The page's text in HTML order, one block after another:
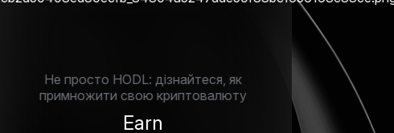
Дізнайтеся, як купувати, продавати
криптовалюту та здійснювати
угоди з криптовалютою на Bybit
Спотова торгівля